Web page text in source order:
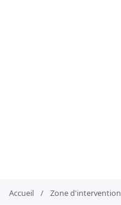
Accueil / Zone d'intervention